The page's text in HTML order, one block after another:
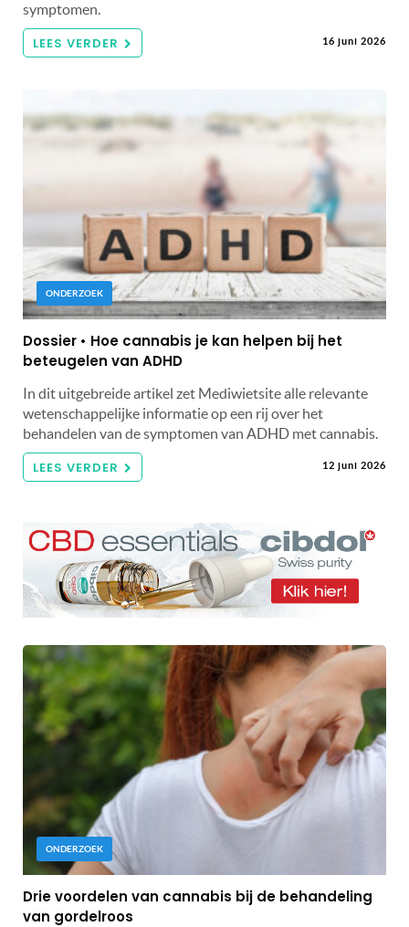
symptomen.
LEES VERDER 16 juni 2026
ONDERZOEK
Dossier • Hoe cannabis je kan helpen bij het
beteugelen van ADHD
In dit uitgebreide artikel zet Mediwietsite alle relevante
wetenschappelijke informatie op een rij over het
behandelen van de symptomen van ADHD met cannabis.
LEES VERDER 12 juni 2026
ONDERZOEK
Drie voordelen van cannabis bij de behandeling
van gordelroos